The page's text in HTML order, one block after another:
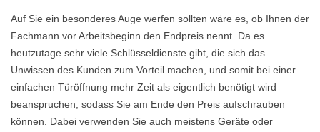
Auf Sie ein besonderes Auge werfen sollten wäre es, ob Ihnen der
Fachmann vor Arbeitsbeginn den Endpreis nennt. Da es
heutzutage sehr viele Schlüsseldienste gibt, die sich das
Unwissen des Kunden zum Vorteil machen, und somit bei einer
einfachen Türöffnung mehr Zeit als eigentlich benötigt wird
beanspruchen, sodass Sie am Ende den Preis aufschrauben
können. Dabei verwenden Sie auch meistens Geräte oder